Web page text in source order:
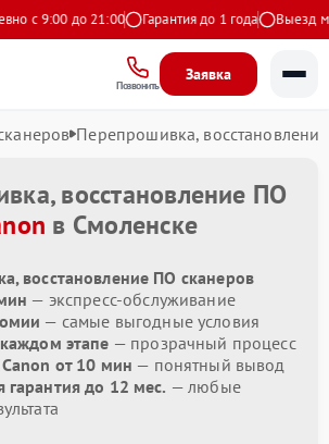
с 9:00 до 21:00 Гарантия до 1 года Выезд
Позвонить
Заявка
Перепрошивка,
восстановление ПО
в Смоленске
восстановление ПО сканеров
— экспресс-обслуживание
— самые выгодные условия
этапе — прозрачный процесс
от 10 мин — понятный вывод
до 12 мес. — любые